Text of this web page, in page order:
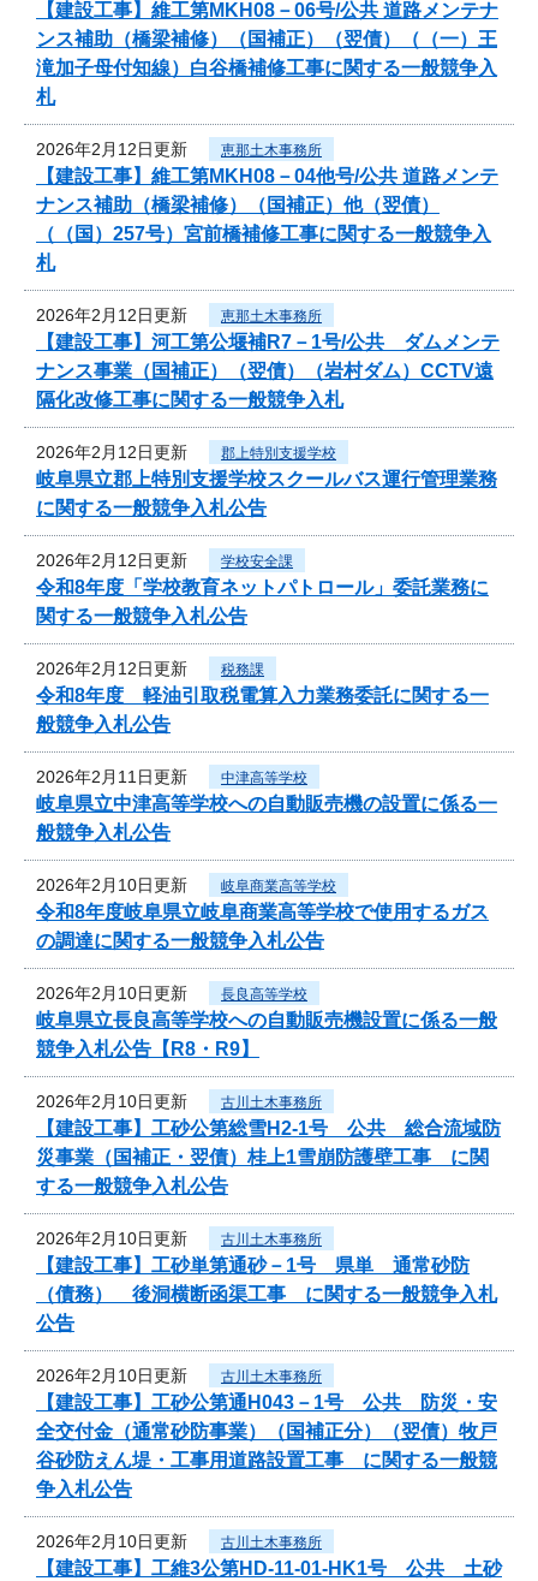
【建設工事】維工第MKH08－06号/公共 道路メンテナ
ンス補助（橋梁補修）（国補正）（翌債）（（一）王
滝加子母付知線）白谷橋補修工事に関する一般競争入
札
2026年2月12日更新 恵那土木事務所
【建設工事】維工第MKH08－04他号/公共 道路メンテ
ナンス補助（橋梁補修）（国補正）他（翌債）
（（国）257号）宮前橋補修工事に関する一般競争入
札
2026年2月12日更新 恵那土木事務所
【建設工事】河工第公堰補R7－1号/公共 ダムメンテ
ナンス事業（国補正）（翌債）（岩村ダム）CCTV遠
隔化改修工事に関する一般競争入札
2026年2月12日更新 郡上特別支援学校
岐阜県立郡上特別支援学校スクールバス運行管理業務
に関する一般競争入札公告
2026年2月12日更新 学校安全課
令和8年度「学校教育ネットパトロール」委託業務に
関する一般競争入札公告
2026年2月12日更新 税務課
令和8年度 軽油引取税電算入力業務委託に関する一
般競争入札公告
2026年2月11日更新 中津高等学校
岐阜県立中津高等学校への自動販売機の設置に係る一
般競争入札公告
2026年2月10日更新 岐阜商業高等学校
令和8年度岐阜県立岐阜商業高等学校で使用するガス
の調達に関する一般競争入札公告
2026年2月10日更新 長良高等学校
岐阜県立長良高等学校への自動販売機設置に係る一般
競争入札公告【R8・R9】
2026年2月10日更新 古川土木事務所
【建設工事】工砂公第総雪H2-1号 公共 総合流域防
災事業（国補正・翌債）桂上1雪崩防護壁工事 に関
する一般競争入札公告
2026年2月10日更新 古川土木事務所
【建設工事】工砂単第通砂－1号 県単 通常砂防
（債務） 後洞横断函渠工事 に関する一般競争入札
公告
2026年2月10日更新 古川土木事務所
【建設工事】工砂公第通H043－1号 公共 防災・安
全交付金（通常砂防事業）（国補正分）（翌債）牧戸
谷砂防えん堤・工事用道路設置工事 に関する一般競
争入札公告
2026年2月10日更新 古川土木事務所
【建設工事】工維3公第HD-11-01-HK1号 公共 土砂